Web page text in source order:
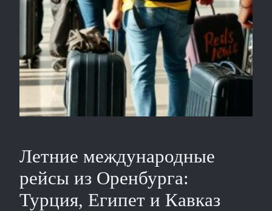
Летние международные
рейсы из Оренбурга:
Турция, Египет и Кавказ